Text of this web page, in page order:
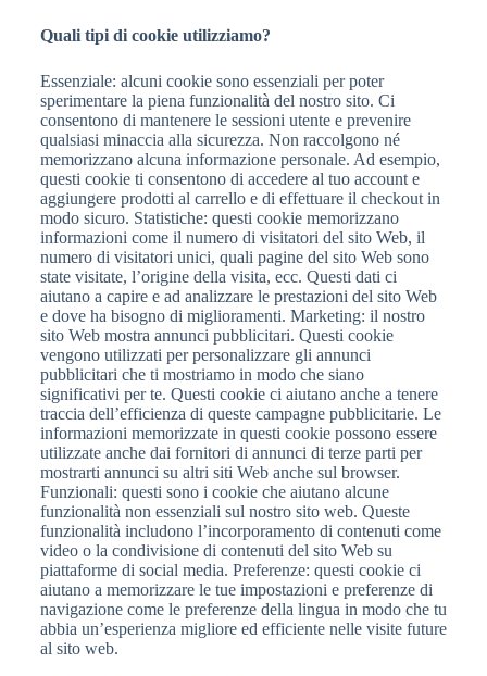
Quali tipi di cookie utilizziamo?
Essenziale: alcuni cookie sono essenziali per poter
sperimentare la piena funzionalità del nostro sito. Ci
consentono di mantenere le sessioni utente e prevenire
qualsiasi minaccia alla sicurezza. Non raccolgono né
memorizzano alcuna informazione personale. Ad esempio,
questi cookie ti consentono di accedere al tuo account e
aggiungere prodotti al carrello e di effettuare il checkout in
modo sicuro. Statistiche: questi cookie memorizzano
informazioni come il numero di visitatori del sito Web, il
numero di visitatori unici, quali pagine del sito Web sono
state visitate, l’origine della visita, ecc. Questi dati ci
aiutano a capire e ad analizzare le prestazioni del sito Web
e dove ha bisogno di miglioramenti. Marketing: il nostro
sito Web mostra annunci pubblicitari. Questi cookie
vengono utilizzati per personalizzare gli annunci
pubblicitari che ti mostriamo in modo che siano
significativi per te. Questi cookie ci aiutano anche a tenere
traccia dell’efficienza di queste campagne pubblicitarie. Le
informazioni memorizzate in questi cookie possono essere
utilizzate anche dai fornitori di annunci di terze parti per
mostrarti annunci su altri siti Web anche sul browser.
Funzionali: questi sono i cookie che aiutano alcune
funzionalità non essenziali sul nostro sito web. Queste
funzionalità includono l’incorporamento di contenuti come
video o la condivisione di contenuti del sito Web su
piattaforme di social media. Preferenze: questi cookie ci
aiutano a memorizzare le tue impostazioni e preferenze di
navigazione come le preferenze della lingua in modo che tu
abbia un’esperienza migliore ed efficiente nelle visite future
al sito web.